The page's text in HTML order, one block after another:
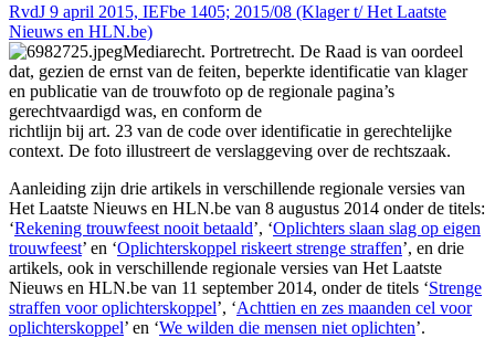
RvdJ 9 april 2015, IEFbe 1405; 2015/08 (Klager t/ Het Laatste
Nieuws en HLN.be)
Mediarecht. Portretrecht. De Raad is van oordeel
dat, gezien de ernst van de feiten, beperkte identificatie van klager
en publicatie van de trouwfoto op de regionale pagina’s
gerechtvaardigd was, en conform de
richtlijn bij art. 23 van de code over identificatie in gerechtelijke
context. De foto illustreert de verslaggeving over de rechtszaak.
Aanleiding zijn drie artikels in verschillende regionale versies van
Het Laatste Nieuws en HLN.be van 8 augustus 2014 onder de titels:
‘Rekening trouwfeest nooit betaald’, ‘Oplichters slaan slag op eigen
trouwfeest’ en ‘Oplichterskoppel riskeert strenge straffen’, en drie
artikels, ook in verschillende regionale versies van Het Laatste
Nieuws en HLN.be van 11 september 2014, onder de titels ‘Strenge
straffen voor oplichterskoppel’, ‘Achttien en zes maanden cel voor
oplichterskoppel’ en ‘We wilden die mensen niet oplichten’.